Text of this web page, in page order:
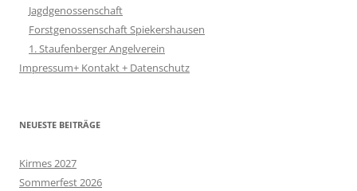
Jagdgenossenschaft
Forstgenossenschaft Spiekershausen
1. Staufenberger Angelverein
Impressum+ Kontakt + Datenschutz
NEUESTE BEITRÄGE
Kirmes 2027
Sommerfest 2026